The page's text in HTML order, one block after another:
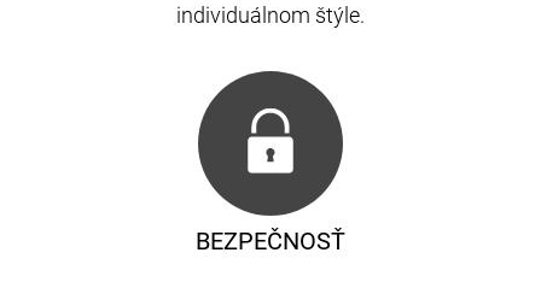
individuálnom štýle.
BEZPEČNOSŤ